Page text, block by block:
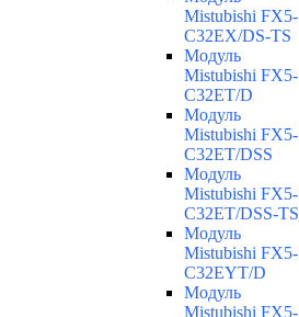
Mistubishi FX5-
C32EX/DS-TS
Модуль
Mistubishi FX5-
C32ET/D
Модуль
Mistubishi FX5-
C32ET/DSS
Модуль
Mistubishi FX5-
C32ET/DSS-TS
Модуль
Mistubishi FX5-
C32EYT/D
Модуль
Mistubishi FX5-